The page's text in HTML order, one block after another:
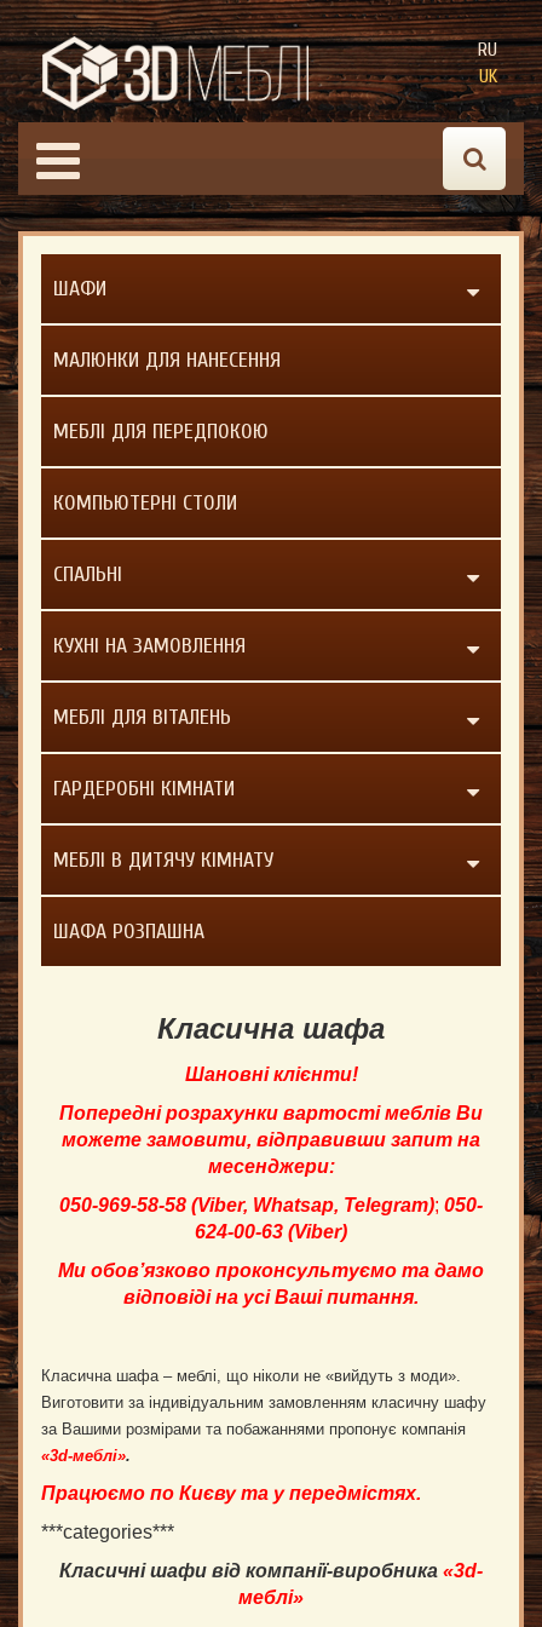
RU
UK
ШАФИ
МАЛЮНКИ ДЛЯ НАНЕСЕННЯ
МЕБЛІ ДЛЯ ПЕРЕДПОКОЮ
КОМПЬЮТЕРНІ СТОЛИ
СПАЛЬНІ
КУХНІ НА ЗАМОВЛЕННЯ
МЕБЛІ ДЛЯ ВІТАЛЕНЬ
ГАРДЕРОБНІ КІМНАТИ
МЕБЛІ В ДИТЯЧУ КІМНАТУ
ШАФА РОЗПАШНА
Класична шафа
Шановні клієнти!
Попередні розрахунки вартості меблів Ви
можете замовити, відправивши запит на
месенджери:
050-969-58-58 (Viber, Whatsap, Telegram); 050-
624-00-63 (Viber)
Ми обов’язково проконсультуємо та дамо
відповіді на усі Ваші питання.
Класична шафа – меблі, що ніколи не «вийдуть з моди».
Виготовити за індивідуальним замовленням класичну шафу
за Вашими розмірами та побажаннями пропонує компанія
«3d-меблі».
Працюємо по Києву та у передмістях.
***categories***
Класичні шафи від компанії-виробника «3d-
меблі»